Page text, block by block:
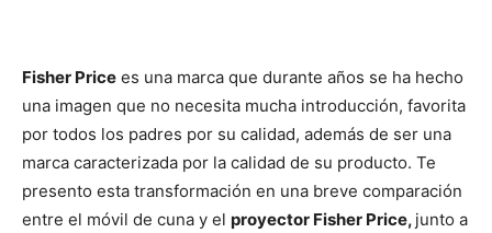
Fisher Price es una marca que durante años se ha hecho
una imagen que no necesita mucha introducción, favorita
por todos los padres por su calidad, además de ser una
marca caracterizada por la calidad de su producto. Te
presento esta transformación en una breve comparación
entre el móvil de cuna y el proyector Fisher Price, junto a